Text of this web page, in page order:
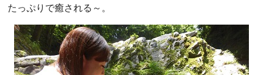
たっぷりで癒される～。